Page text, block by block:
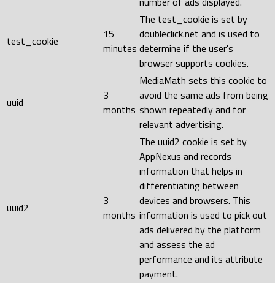
test_cookie
15
minutes
The test_cookie is set by
doubleclick.net and is used to
determine if the user's
browser supports cookies.
uuid
3
months
MediaMath sets this cookie to
avoid the same ads from being
shown repeatedly and for
relevant advertising.
uuid2
3
months
The uuid2 cookie is set by
AppNexus and records
information that helps in
differentiating between
devices and browsers. This
information is used to pick out
ads delivered by the platform
and assess the ad
performance and its attribute
payment.